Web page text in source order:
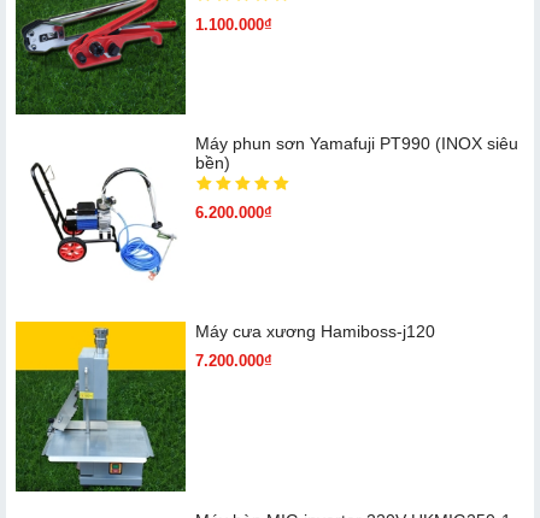
1.100.000₫
Máy phun sơn Yamafuji PT990 (INOX siêu
bền)
6.200.000₫
Máy cưa xương Hamiboss-j120
7.200.000₫